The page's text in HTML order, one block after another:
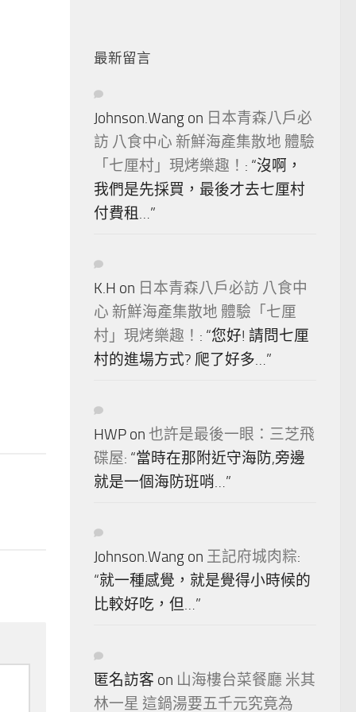
最新留言
Johnson.Wang on 日本青森八戶必
訪 八食中心 新鮮海產集散地 體驗
「七厘村」現烤樂趣！ : “沒啊，
我們是先採買，最後才去七厘村
付費租…”
K.H on 日本青森八戶必訪 八食中
心 新鮮海產集散地 體驗「七厘
村」現烤樂趣！ : “您好! 請問七厘
村的進場方式? 爬了好多…”
HWP on 也許是最後一眼：三芝飛
碟屋: “當時在那附近守海防,旁邊
就是一個海防班哨…”
Johnson.Wang on 王記府城肉粽:
“就一種感覺，就是覺得小時候的
比較好吃，但…”
匿名訪客 on 山海樓台菜餐廳 米其
林一星 這鍋湯要五千元究竟為